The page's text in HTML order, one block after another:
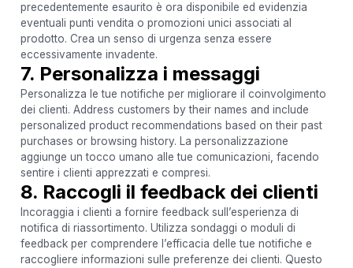
precedentemente esaurito è ora disponibile ed evidenzia
eventuali punti vendita o promozioni unici associati al
prodotto. Crea un senso di urgenza senza essere
eccessivamente invadente.
7. Personalizza i messaggi
Personalizza le tue notifiche per migliorare il coinvolgimento
dei clienti. Address customers by their names and include
personalized product recommendations based on their past
purchases or browsing history. La personalizzazione
aggiunge un tocco umano alle tue comunicazioni, facendo
sentire i clienti apprezzati e compresi.
8. Raccogli il feedback dei clienti
Incoraggia i clienti a fornire feedback sull’esperienza di
notifica di riassortimento. Utilizza sondaggi o moduli di
feedback per comprendere l’efficacia delle tue notifiche e
raccogliere informazioni sulle preferenze dei clienti. Questo